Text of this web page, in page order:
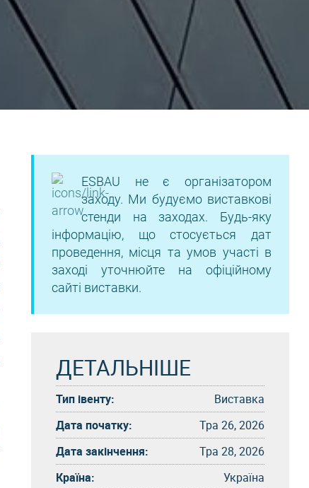
ESBAU не є організатором
заходу. Ми будуємо виставкові
стенди на заходах. Будь-яку
інформацію, що стосується дат
проведення, місця та умов участі в
заході уточнюйте на офіційному
сайті виставки.
ДЕТАЛЬНІШЕ
Тип івенту:
Виставка
Дата початку:
Тра 26, 2026
Дата закінчення:
Тра 28, 2026
Країна:
Україна